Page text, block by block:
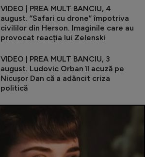
VIDEO | PREA MULT BANCIU, 4
august. ”Safari cu drone” împotriva
civililor din Herson. Imaginile care au
provocat reacția lui Zelenski
VIDEO | PREA MULT BANCIU, 3
august. Ludovic Orban îl acuză pe
Nicușor Dan că a adâncit criza
politică